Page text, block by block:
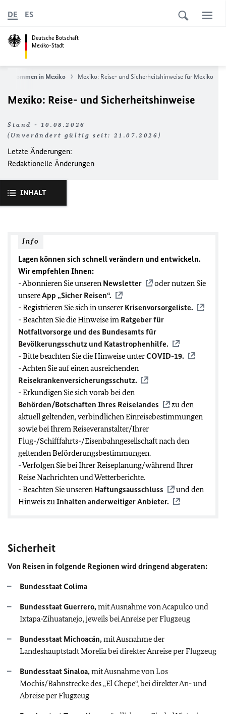
Deutsche Botschaft
Mexiko-Stadt
DE ES
Willkommen in Mexiko Mexiko: Reise- und Sicherheitshinweise für Mexiko
Mexiko: Reise- und Sicherheitshinweise
Stand - 10.08.2026
(Unverändert gültig seit: 21.07.2026)
Letzte Änderungen:
Redaktionelle Änderungen
INHALT
Info
Lagen können sich schnell verändern und entwickeln.
Wir empfehlen Ihnen:
- Abonnieren Sie unseren Newsletter
oder nutzen Sie
unsereApp „Sicher Reisen“.
- Registrieren Sie sich in unserer Krisenvorsorgeliste.
- Beachten Sie die Hinweise im Ratgeber für
Notfallvorsorge und des Bundesamts für
Bevölkerungsschutz und Katastrophenhilfe.
- Bitte beachten Sie die Hinweise unterCOVID-19.
- Achten Sie auf einen ausreichenden
Reisekrankenversicherungsschutz.
- Erkundigen Sie sich vorab bei den
Behörden/Botschaften Ihres Reiselandes
zu den
aktuell geltenden, verbindlichen Einreisebestimmungen
sowie bei Ihrem Reiseveranstalter/Ihrer
Flug-/Schifffahrts-/Eisenbahngesellschaft nach den
geltenden Beförderungsbestimmungen.
- Verfolgen Sie bei Ihrer Reiseplanung/während Ihrer
Reise Nachrichten und Wetterberichte.
- Beachten Sie unseren Haftungsausschluss
und den
Hinweis zuInhalten anderweitiger Anbieter.
Sicherheit
Von Reisen in folgende Regionen wird dringend abgeraten:
Bundesstaat Colima
Bundesstaat Guerrero,mit Ausnahme von Acapulco und
Ixtapa-Zihuatanejo, jeweils bei Anreise per Flugzeug
Bundesstaat Michoacán,mit Ausnahme der
Landeshauptstadt Morelia bei direkter Anreise per Flugzeug
BundesstaatSinaloa,mit Ausnahme von Los
Mochis/Bahnstrecke des „El Chepe“, bei direkter An- und
Abreise per Flugzeug